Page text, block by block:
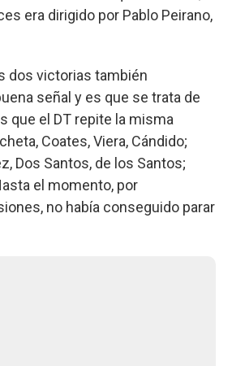
era dirigido por Pablo Peirano,
dos victorias también
señal y es que se trata de
que el DT repite la misma
Coates, Viera, Cándido;
Dos Santos, de los Santos;
el momento, por
no había conseguido parar